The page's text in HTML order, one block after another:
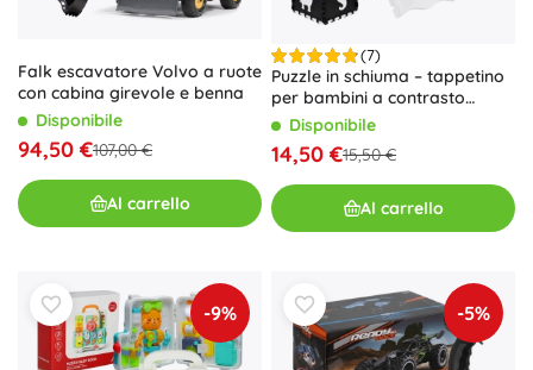
Falk escavatore Volvo a ruote
con cabina girevole e benna
Disponibile
94,50 €107,00 €
Al carrello
(7)
Puzzle in schiuma – tappetino
per bambini a contrasto
Animali 120 × 120 cm
Disponibile
14,50 €15,50 €
Al carrello
-9% -5%